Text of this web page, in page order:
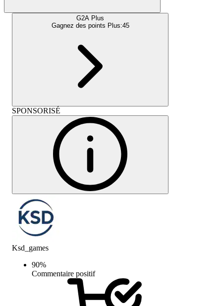
G2A Plus
Gagnez des points Plus:45
SPONSORISÉ
Ksd_games
90%
Commentaire positif